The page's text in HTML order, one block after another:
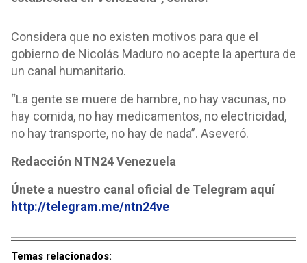
Considera que no existen motivos para que el
gobierno de Nicolás Maduro no acepte la apertura de
un canal humanitario.
“La gente se muere de hambre, no hay vacunas, no
hay comida, no hay medicamentos, no electricidad,
no hay transporte, no hay de nada”. Aseveró.
Redacción NTN24 Venezuela
Únete a nuestro canal oficial de Telegram aquí
http://telegram.me/ntn24ve
Temas relacionados: